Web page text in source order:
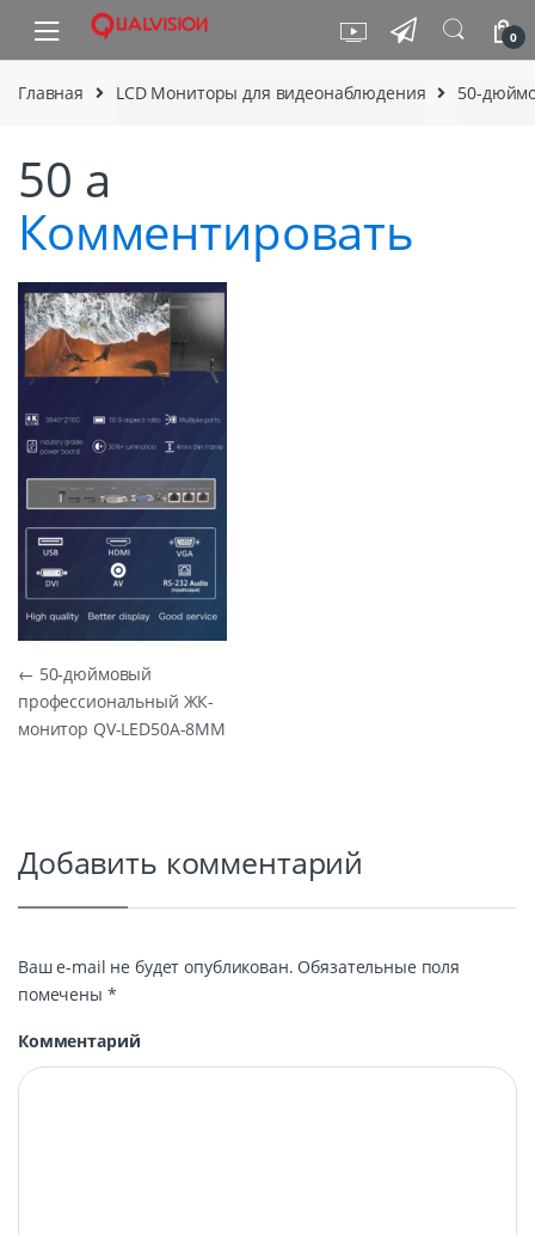
Skip to navigation
Skip to content
0
Главная LCD Мониторы для видеонаблюдения 50-
50 а
Комментировать
Навигация по записям
← 50-дюймовый
профессиональный ЖК-
монитор QV-LED50A-8MM
Добавить комментарий
Ваш e-mail не будет опубликован. Обязательные поля
помечены *
Комментарий